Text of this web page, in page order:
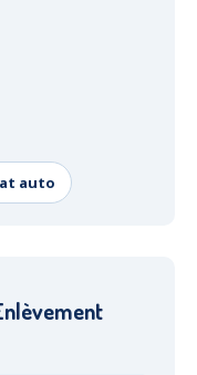
auto